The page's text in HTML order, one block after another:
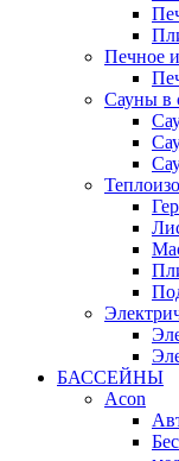
Печное
Сауны в
БАССЕЙНЫ
Acon